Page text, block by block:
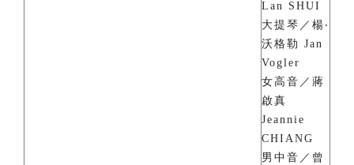
Lan SHUI
大提琴／楊‧
沃格勒 Jan
Vogler
女高音／蔣
啟真
Jeannie
CHIANG
男中音／曾